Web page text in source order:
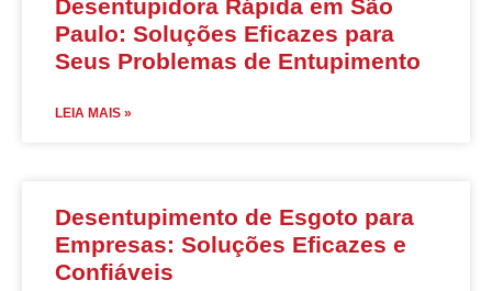
Desentupidora Rápida em São
Paulo: Soluções Eficazes para
Seus Problemas de Entupimento
LEIA MAIS »
Desentupimento de Esgoto para
Empresas: Soluções Eficazes e
Confiáveis